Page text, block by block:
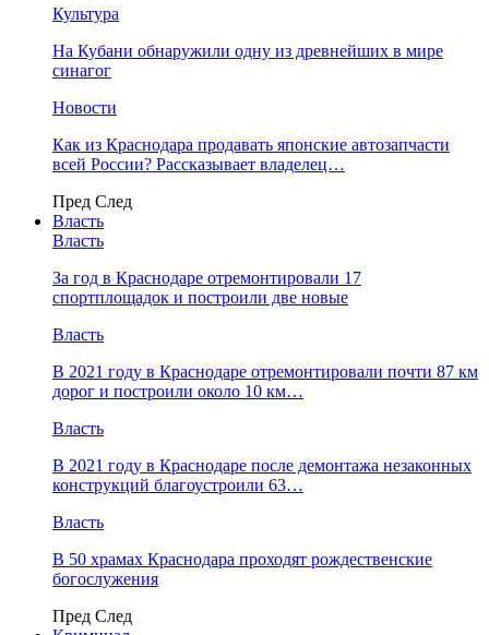
Культура
На Кубани обнаружили одну из древнейших в мире
синагог
Новости
Как из Краснодара продавать японские автозапчасти
всей России? Рассказывает владелец…
Пред След
Власть
Власть
За год в Краснодаре отремонтировали 17
спортплощадок и построили две новые
Власть
В 2021 году в Краснодаре отремонтировали почти 87 км
дорог и построили около 10 км…
Власть
В 2021 году в Краснодаре после демонтажа незаконных
конструкций благоустроили 63…
Власть
В 50 храмах Краснодара проходят рождественские
богослужения
Пред След